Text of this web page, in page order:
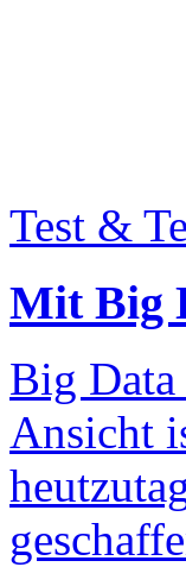
Test &
Mit Big
Big
Ansicht